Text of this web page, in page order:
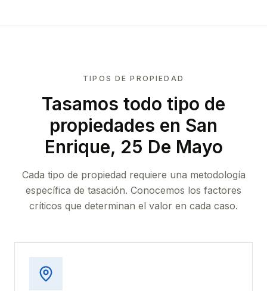
TIPOS DE PROPIEDAD
Tasamos todo tipo de
propiedades en San
Enrique, 25 De Mayo
Cada tipo de propiedad requiere una metodología
específica de tasación. Conocemos los factores
críticos que determinan el valor en cada caso.